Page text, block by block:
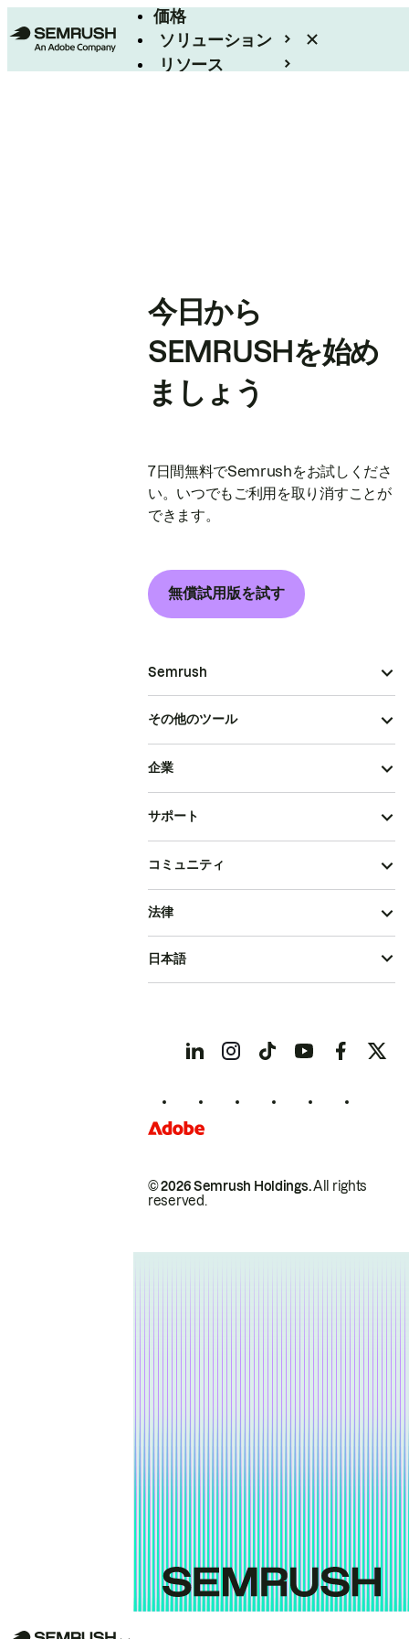
価格
ソリューション
リソース
今日から
SEMRUSHを始め
ましょう
7日間無料でSemrushをお試しくださ
い。いつでもご利用を取り消すことが
できます。
無償試用版を試す
Semrush
その他のツール
企業
サポート
コミュニティ
© 2026 Semrush Holdings.All rights
reserved.
法律
日本語